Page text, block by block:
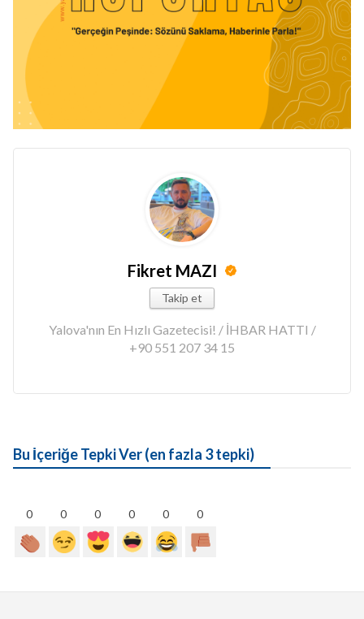
Fikret MAZI
Takip et
Yalova'nın En Hızlı Gazetecisi! / İHBAR HATTI /
+90 551 207 34 15
Bu İçeriğe Tepki Ver (en fazla 3 tepki)
0 0 0 0 0 0